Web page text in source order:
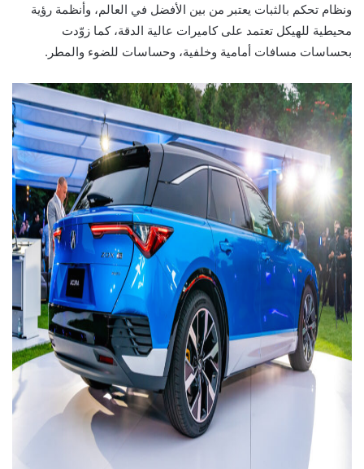
ونظام تحكم بالثبات يعتبر من بين الأفضل في العالم، وأنظمة رؤية
محيطية للهيكل تعتمد على كاميرات عالية الدقة، كما زوّدت
بحساسات مسافات أمامية وخلفية، وحساسات للضوء والمطر.